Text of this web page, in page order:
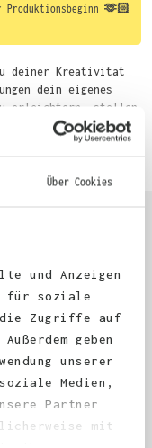
Über Cookies
und Anzeigen
für soziale
die Zugriffe auf
geben
unserer
Medien,
Partner
mit
Produktionsbeginn 🫶🏻
du deiner Kreativität
dein eigenes
erleichtern, stellen
Vorlage bereit.
dieser Seite aus und
per E-Mail oder
🫶